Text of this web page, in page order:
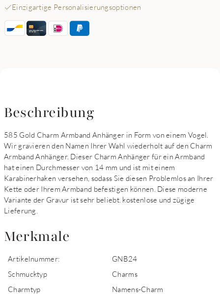
Einzigartige Personalisierungsoptionen
Beschreibung
585 Gold Charm Armband Anhänger in Form von einem Vogel.
Wir gravieren den Namen Ihrer Wahl wiederholt auf den Charm
Armband Anhänger. Dieser Charm Anhänger für ein Armband
hat einen Durchmesser von 14 mm und ist mit einem
Karabinerhaken versehen, sodass Sie diesen Problemlos an Ihrer
Kette oder Ihrem Armband befestigen können. Diese moderne
Variante der Gravur ist sehr beliebt. kostenlose und zügige
Lieferung.
Merkmale
Artikelnummer:
GNB24
Schmucktyp
Charms
Charmtyp
Namens-Charm